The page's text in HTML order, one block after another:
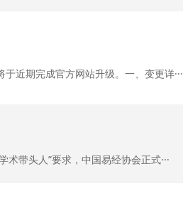
近期完成官方网站升级。一、变更详···
带头人”要求，中国易经协会正式···